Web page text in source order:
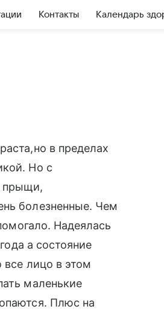
Контакты Календарь
в пределах
Но с
прыщи,
болезненные. Чем
Надеялась
а состояние
все лицо в этом
маленькие
Плюс на